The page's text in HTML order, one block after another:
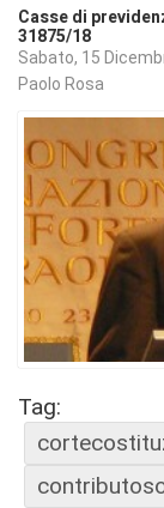
Casse di
31875/18
Sabato, 15
Paolo Rosa
Tag: